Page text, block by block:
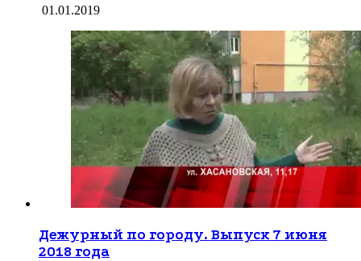
01.01.2019
Дежурный по городу. Выпуск 7 июня
2018 года